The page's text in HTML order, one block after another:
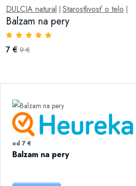
DULCIA natural Starostlivosť o telo
Balzam na pery
7 € 9 €
od 7 €
Balzam na pery